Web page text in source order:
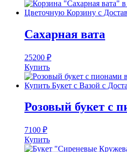
Сахарная вата
25200 ₽
Купить
Розовый букет с
7100 ₽
Купить